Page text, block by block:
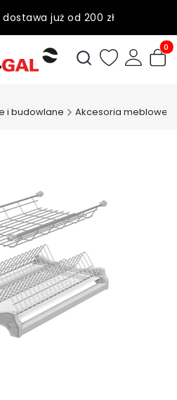
już od 200 zł
na wybrane produky
Otwórz
i budowlane Akcesoria meblowe